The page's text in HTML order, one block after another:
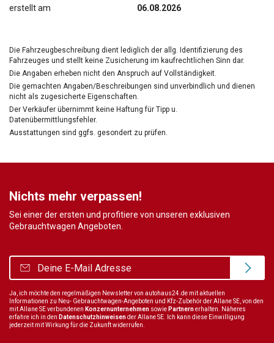
erstellt am 06.08.2026
Die Fahrzeugbeschreibung dient lediglich der allg. Identifizierung des
Fahrzeuges und stellt keine Zusicherung im kaufrechtlichen Sinn dar.
Die Angaben erheben nicht den Anspruch auf Vollständigkeit.
Die gemachten Angaben/Beschreibungen sind unverbindlich und dienen
nicht als zugesicherte Eigenschaften.
Der Verkäufer übernimmt keine Haftung für Tipp u.
Datenübermittlungsfehler.
Ausstattungen sind ggfs. gesondert zu prüfen.
Nichts mehr verpassen!
Sei einer der ersten und profitiere von unseren exklusiven
Gebrauchtwagen Angeboten.
Ja, ich möchte den regelmäßigen Newsletter von autohaus24.de mit aktuellen
Informationen zu Neu- Gebrauchtwagen-Angeboten und Kfz-Zubehör der Allane SE, von den
mit Allane SE verbundenen Konzernunternehmen sowie Partnernerhalten. Näheres
erfahre ich in den Datenschutzhinweisender Allane SE. Ich kann diese Einwilligung
jederzeit mit Wirkung für die Zukunft widerrufen.